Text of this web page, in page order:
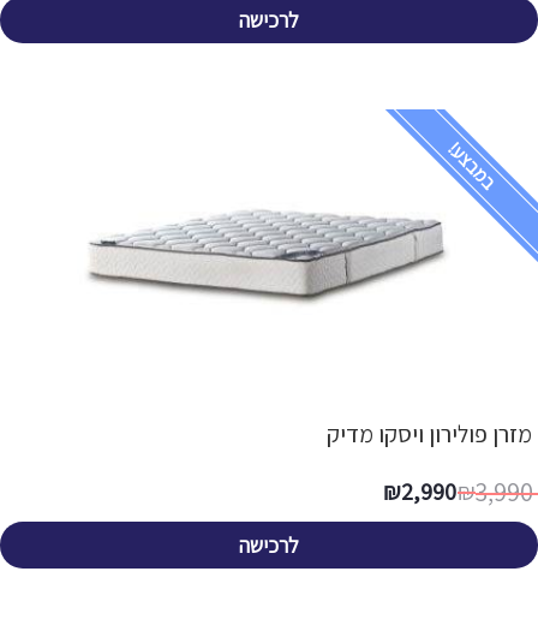
לרכישה
במבצע!
מזרן פולירון ויסקו מדיק
3,990
₪
2,990
₪
לרכישה